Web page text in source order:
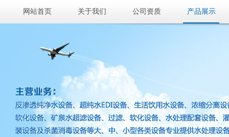
网站首页 关于我们 公司资质 产品展示